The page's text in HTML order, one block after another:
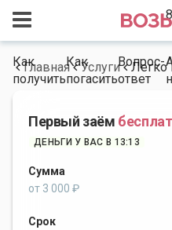
Как
получить
Как
погасить
Вопрос-
ответ
Главная Услуги Легко
Первый заём
ДЕНЬГИ У ВАС В 13:13
Сумма
от 3 000 ₽
Срок